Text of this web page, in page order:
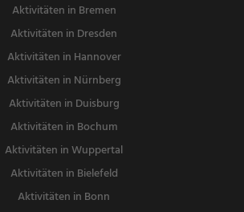
Aktivitäten in Bremen
Aktivitäten in Dresden
Aktivitäten in Hannover
Aktivitäten in Nürnberg
Aktivitäten in Duisburg
Aktivitäten in Bochum
Aktivitäten in Wuppertal
Aktivitäten in Bielefeld
Aktivitäten in Bonn